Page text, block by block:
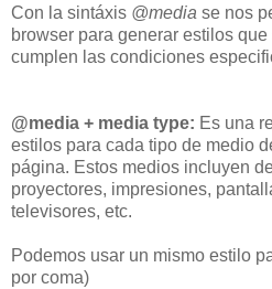
Con la sintáxis @media se nos
browser para generar estilos
cumplen las condiciones
@media + media type: Es una
estilos para cada tipo de medio
página. Estos medios incluyen
proyectores, impresiones,
televisores, etc.
Podemos usar un mismo estilo
por coma)